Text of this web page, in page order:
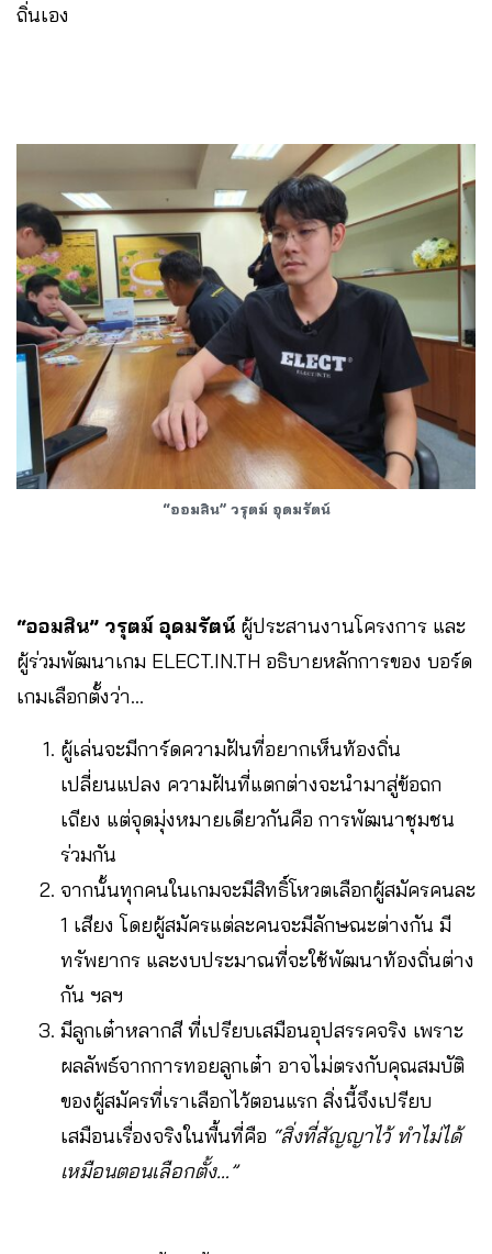
ถิ่นเอง
“ออมสิน” วรุตม์ อุดมรัตน์
“ออมสิน” วรุตม์ อุดมรัตน์ ผู้ประสานงานโครงการ และ
ผู้ร่วมพัฒนาเกม ELECT.IN.TH อธิบายหลักการของ บอร์ด
เกมเลือกตั้งว่า…
ผู้เล่นจะมีการ์ดความฝันที่อยากเห็นท้องถิ่น
เปลี่ยนแปลง ความฝันที่แตกต่างจะนำมาสู่ข้อถก
เถียง แต่จุดมุ่งหมายเดียวกันคือ การพัฒนาชุมชน
ร่วมกัน
จากนั้นทุกคนในเกมจะมีสิทธิ์โหวตเลือกผู้สมัครคนละ
1 เสียง โดยผู้สมัครแต่ละคนจะมีลักษณะต่างกัน มี
ทรัพยากร และงบประมาณที่จะใช้พัฒนาท้องถิ่นต่าง
กัน ฯลฯ
มีลูกเต๋าหลากสี ที่เปรียบเสมือนอุปสรรคจริง เพราะ
ผลลัพธ์จากการทอยลูกเต๋า อาจไม่ตรงกับคุณสมบัติ
ของผู้สมัครที่เราเลือกไว้ตอนแรก สิ่งนี้จึงเปรียบ
เสมือนเรื่องจริงในพื้นที่คือ “สิ่งที่สัญญาไว้ ทำไม่ได้
เหมือนตอนเลือกตั้ง…”